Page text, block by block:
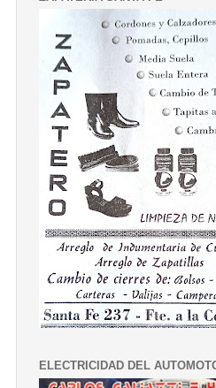
ELECTRICIDAD DEL